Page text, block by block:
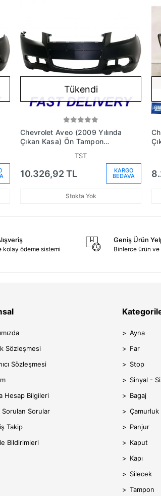
Tükendi
Chevrolet Aveo (2009 Yılında
Çıkan Kasa) Ön Tampon
TST
10.326,92 TL KARGO
BEDAVA
Stokta Yok
kolay ödeme sistemi
Geniş Ürün
Binlerce ürün
Sözleşmesi
Sözleşmesi
Hesap Bilgileri
Sorulan Sorular
Takip
Bildirimleri
Ayna
Far
Stop
Sinyal -
Bagaj
Çamurluk
Panjur
Kaput
Kapı
Silecek
Tampon